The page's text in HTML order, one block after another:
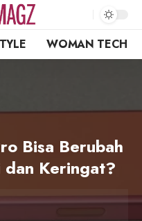
WOMAN TECH
Bisa Berubah
Keringat?